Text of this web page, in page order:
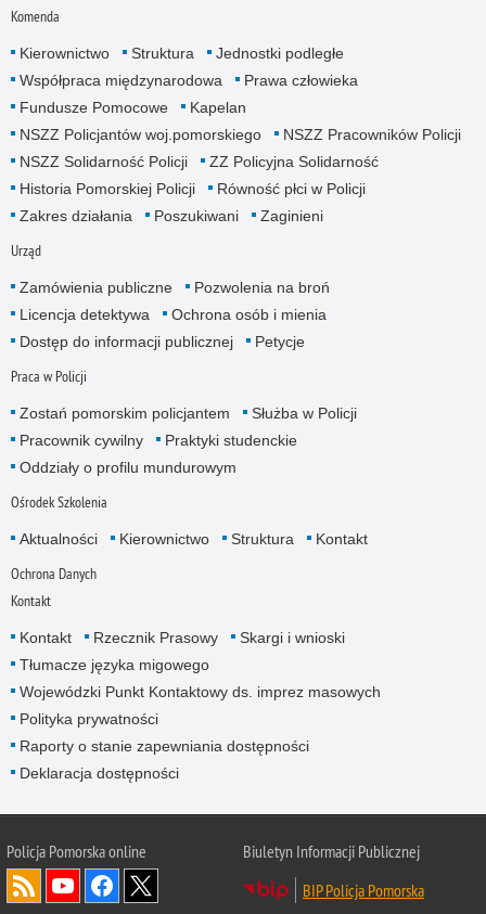
Komenda
Kierownictwo Struktura
Jednostki podległe
Współpraca międzynarodowa
Prawa człowieka
Fundusze Pomocowe
Kapelan
NSZZ Policjantów woj.pomorskiego
NSZZ Pracowników Policji
NSZZ Solidarność Policji
ZZ Policyjna Solidarność
Historia Pomorskiej Policji
Równość płci w Policji
Zakres działania
Poszukiwani Zaginieni
Urząd
Zamówienia publiczne
Pozwolenia na broń
Licencja detektywa
Ochrona osób i mienia
Dostęp do informacji publicznej
Petycje
Praca w Policji
Zostań pomorskim policjantem
Służba w Policji
Pracownik cywilny
Praktyki studenckie
Oddziały o profilu mundurowym
Ośrodek Szkolenia
Aktualności Kierownictwo Struktura Kontakt
Ochrona Danych
Kontakt
Kontakt Rzecznik Prasowy
Skargi i wnioski
Tłumacze języka migowego
Wojewódzki Punkt Kontaktowy ds. imprez masowych
Polityka prywatności
Raporty o stanie zapewniania dostępności
Deklaracja dostępności
Policja Pomorska online
Biuletyn Informacji Publicznej
BIP Policja Pomorska